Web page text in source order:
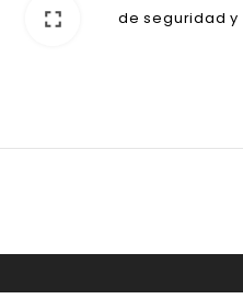
fullscreen de seguridad